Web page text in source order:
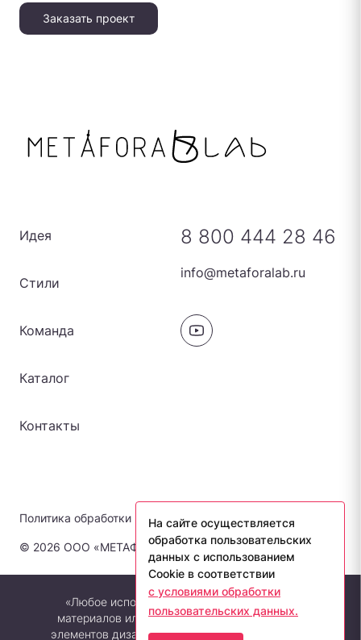
Заказать проект
Политика обработки персональных данных
© 2026 ООО «МЕТАФОРА-ЛАБ». Все права защищены.
Идея
Стили
Команда
Каталог
Контакты
8 800 444 28 46
info@metaforalab.ru
«Любое использование либо копирование
материалов или подборки материалов сайта,
элементов дизайна и оформления допускается
На сайте осуществляется
обработка пользовательских
данных с использованием
Cookie в соответствии
с условиями обработки
пользовательских данных.